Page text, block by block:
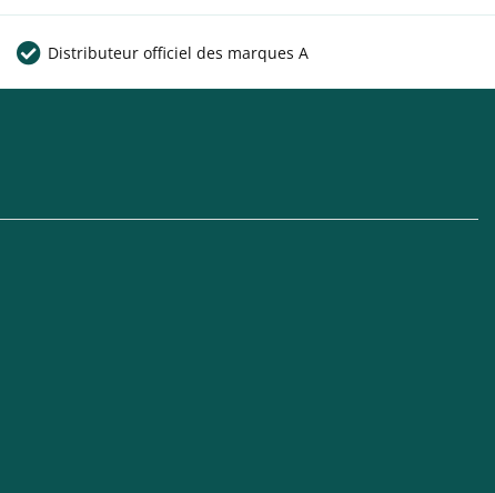
Distributeur officiel des marques A